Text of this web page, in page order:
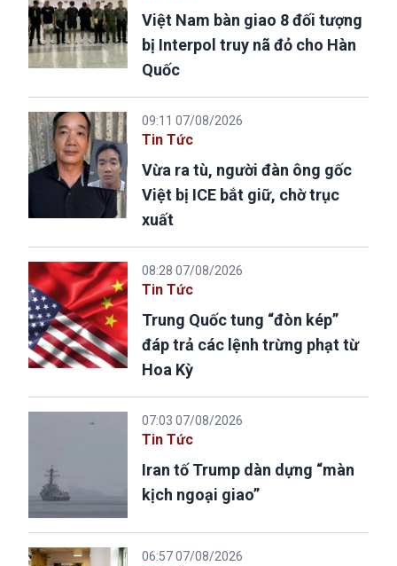
Việt Nam bàn giao 8 đối tượng
bị Interpol truy nã đỏ cho Hàn
Quốc
09:11 07/08/2026
Tin Tức
Vừa ra tù, người đàn ông gốc
Việt bị ICE bắt giữ, chờ trục
xuất
08:28 07/08/2026
Tin Tức
Trung Quốc tung “đòn kép”
đáp trả các lệnh trừng phạt từ
Hoa Kỳ
07:03 07/08/2026
Tin Tức
Iran tố Trump dàn dựng “màn
kịch ngoại giao”
06:57 07/08/2026